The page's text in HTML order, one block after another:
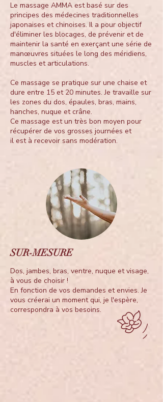
Le massage AMMA est basé sur des
principes des médecines traditionnelles
japonaises et chinoises. Il a pour objectif
d'éliminer les blocages, de prévenir et de
maintenir la santé en exerçant une série de
manœuvres situées le long des méridiens,
muscles et articulations.
Ce massage se pratique sur une chaise et
dure entre 15 et 20 minutes. Je travaille sur
les zones du dos, épaules, bras, mains,
hanches, nuque et crâne.
Ce massage est un très bon moyen pour
récupérer de vos grosses journées et
il est à recevoir sans modération.
SUR-MESURE
Dos, jambes, bras, ventre, nuque et visage,
à vous de choisir !
En fonction de vos demandes et envies. Je
vous créerai un moment qui, je l'espère,
correspondra à vos besoins.